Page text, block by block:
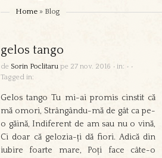
Home » Blog
gelos tango
de Sorin Poclitaru pe 27 nov. 2016 • in: • •
Tagged in:
Gelos tango Tu mi-ai promis cinstit că
mă omori, Strângându-mă de gât ca pe-
o găină, Indiferent de am sau nu o vină,
Ci doar că gelozia-ți dă fiori. Adică din
iubire foarte mare, Poți face câte-o